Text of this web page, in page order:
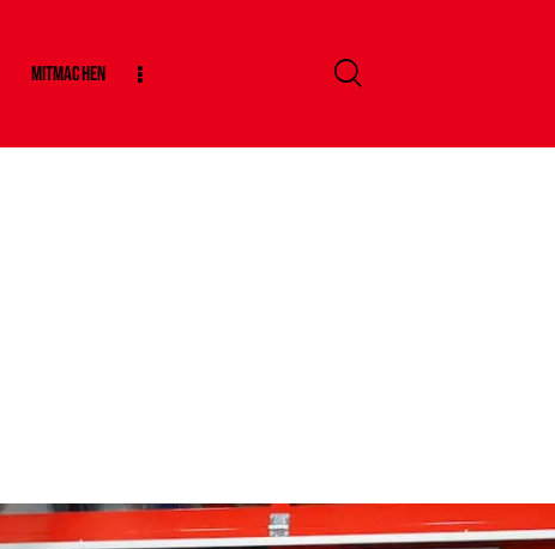
Mitmachen